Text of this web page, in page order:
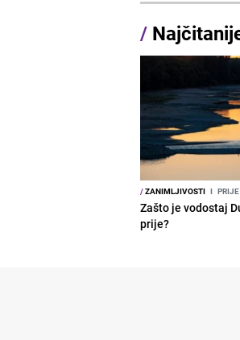
/
/ZANIMLJIVOSTI I
Zašto je vodostaj
prije?